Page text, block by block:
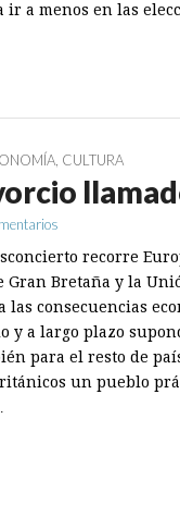
ir a menos en las
, CULTURA
recorre
Gran Bretaña y la
las consecuencias
y a largo plazo
para el resto de
un pueblo